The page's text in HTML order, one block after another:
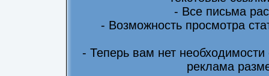
- Все письма
- Возможность просмотра
- Теперь вам нет
реклама